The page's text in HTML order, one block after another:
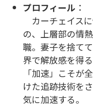
プロフィール ：
カーチェイス
の、上層部の情
職。妻子を捨て
界で解放感を得
「加速」こそが
けた追跡技術を
気に加速する。